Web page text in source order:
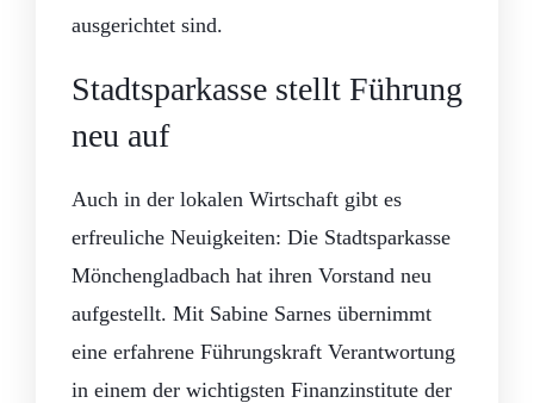
ausgerichtet sind.
Stadtsparkasse stellt Führung
neu auf
Auch in der lokalen Wirtschaft gibt es
erfreuliche Neuigkeiten: Die Stadtsparkasse
Mönchengladbach hat ihren Vorstand neu
aufgestellt. Mit Sabine Sarnes übernimmt
eine erfahrene Führungskraft Verantwortung
in einem der wichtigsten Finanzinstitute der